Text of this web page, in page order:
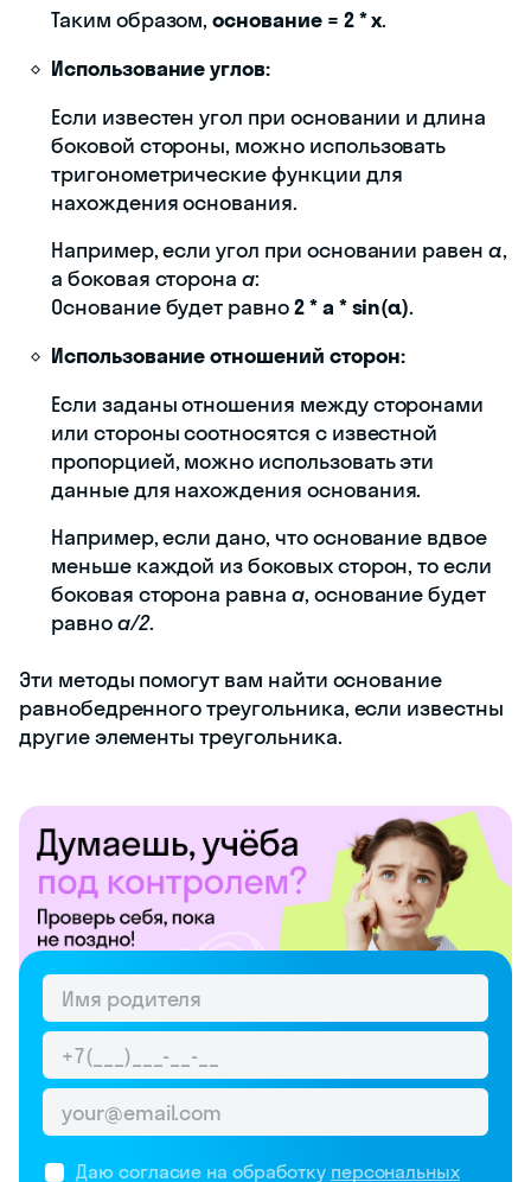
Таким образом,основание = 2 * x.
Использование углов:
Если известен угол при основании и длина
боковой стороны, можно использовать
тригонометрические функции для
нахождения основания.
Например, если угол при основании равен α,
а боковая сторонаa:
Основание будет равно2 * a * sin(α).
Использование отношений сторон:
Если заданы отношения между сторонами
или стороны соотносятся с известной
пропорцией, можно использовать эти
данные для нахождения основания.
Например, если дано, что основание вдвое
меньше каждой из боковых сторон, то если
боковая сторона равна a, основание будет
равноa/2.
Эти методы помогут вам найти основание
равнобедренного треугольника, если известны
другие элементы треугольника.
Даю согласие на обработку персональных